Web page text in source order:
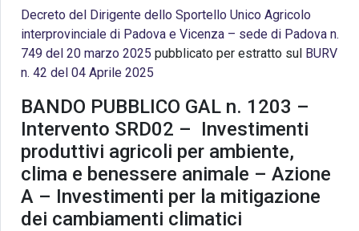
Decreto del Dirigente dello Sportello Unico Agricolo
interprovinciale di Padova e Vicenza – sede di Padova n.
749 del 20 marzo 2025 pubblicato per estratto sul BURV
n. 42 del 04 Aprile 2025
BANDO PUBBLICO GAL n. 1203 –
Intervento SRD02 – Investimenti
produttivi agricoli per ambiente,
clima e benessere animale – Azione
A – Investimenti per la mitigazione
dei cambiamenti climatici